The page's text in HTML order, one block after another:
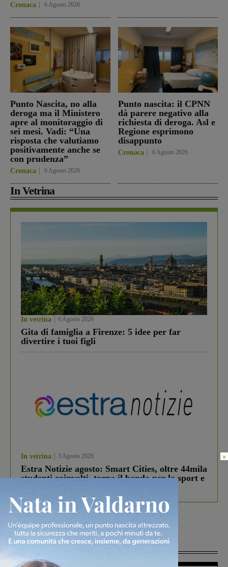
Cronaca 6 Agosto 2026
Punto Nascita, no alla
deroga ma il Ministero
apre al monitoraggio di
sei mesi. Vadi: “Una
risposta che valutiamo
positivamente anche se
con prudenza”
Cronaca 6 Agosto 2026
Punto nascita: il CPNN
dà parere negativo alla
richiesta di deroga. Asl e
Regione esprimono
disappunto
Cronaca 6 Agosto 2026
In Vetrina
In vetrina 6 Agosto 2026
Gita di famiglia a Firenze: 5 idee per far
divertire i tuoi figli
In vetrina 3 Agosto 2026
Estra Notizie agosto: Smart Cities, oltre 44mila
studenti coinvolti, torna il bando per lo sport e
Più lette
×